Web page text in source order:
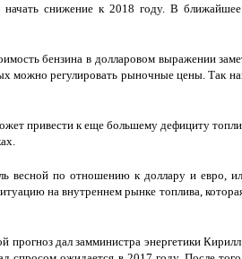
начать снижение к 2018 году. В
бензина в долларовом выражении
можно регулировать рыночные цены. Так
привести к еще большему дефициту
весной по отношению к доллару и евро,
на внутреннем рынке топлива,
дал замминистра энергетики